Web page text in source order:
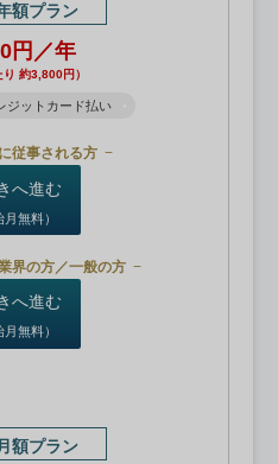
額プラン
円／年
り 約3,800円）
ジットカード払い
従事される方
へ進む
月無料）
界の方／一般の方
へ進む
月無料）
額プラン